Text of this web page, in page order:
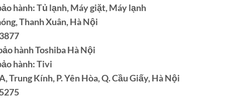
hành: Tủ lạnh, Máy giặt, Máy lạnh
Thanh Xuân, Hà Nội
hành Toshiba Hà Nội
hành: Tivi
Trung Kính, P. Yên Hòa, Q. Cầu Giấy, Hà Nội